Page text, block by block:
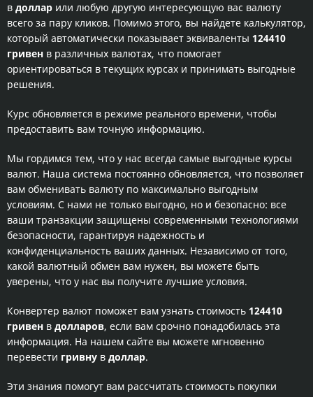
в доллар или любую другую интересующую вас валюту
всего за пару кликов. Помимо этого, вы найдете калькулятор,
который автоматически показывает эквиваленты 124410
гривен в различных валютах, что помогает
ориентироваться в текущих курсах и принимать выгодные
решения.
Курс обновляется в режиме реального времени, чтобы
предоставить вам точную информацию.
Мы гордимся тем, что у нас всегда самые выгодные курсы
валют. Наша система постоянно обновляется, что позволяет
вам обменивать валюту по максимально выгодным
условиям. С нами не только выгодно, но и безопасно: все
ваши транзакции защищены современными технологиями
безопасности, гарантируя надежность и
конфиденциальность ваших данных. Независимо от того,
какой валютный обмен вам нужен, вы можете быть
уверены, что у нас вы получите лучшие условия.
Конвертер валют поможет вам узнать стоимость 124410
гривен в долларов, если вам срочно понадобилась эта
информация. На нашем сайте вы можете мгновенно
перевести гривну в доллар.
Эти знания помогут вам рассчитать стоимость покупки